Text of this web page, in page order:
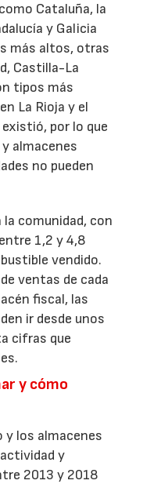
Cataluña, la
y Galicia
más altos, otras
Castilla-La
tipos más
La Rioja y el
por lo que
almacenes
no pueden
comunidad, con
1,2 y 4,8
vendido.
ventas de cada
fiscal, las
ir desde unos
cifras que
y cómo
y los almacenes
y
2013 y 2018